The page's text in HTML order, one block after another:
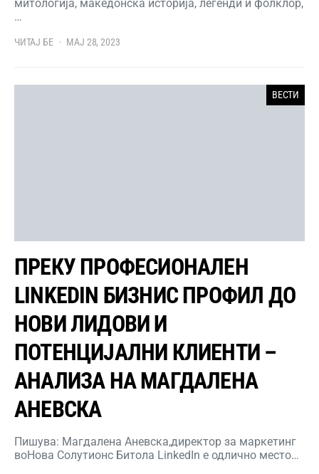
митологија, македонска историја, легенди и фолклор,
…
ЧИТАЈ БЕ МАЈ 28, 2023
ВЕСТИ
ПРЕКУ ПРОФЕСИОНАЛЕН
LINKEDIN БИЗНИС ПРОФИЛ ДО
НОВИ ЛИДОВИ И
ПОТЕНЦИЈАЛНИ КЛИЕНТИ –
АНАЛИЗА НА МАГДАЛЕНА
АНЕВСКА
Пишува: Магдалена Аневска,директор за маркетинг
воНова Солутионс Битола LinkedIn е одлично место…